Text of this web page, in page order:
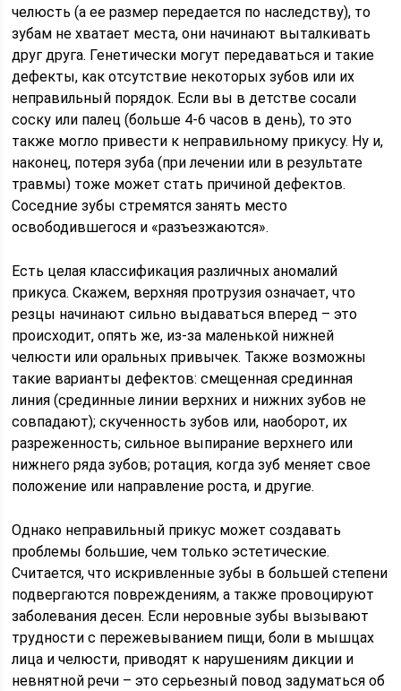
челюсть (а ее размер передается по наследству), то
зубам не хватает места, они начинают выталкивать
друг друга. Генетически могут передаваться и такие
дефекты, как отсутствие некоторых зубов или их
неправильный порядок. Если вы в детстве сосали
соску или палец (больше 4-6 часов в день), то это
также могло привести к неправильному прикусу. Ну и,
наконец, потеря зуба (при лечении или в результате
травмы) тоже может стать причиной дефектов.
Соседние зубы стремятся занять место
освободившегося и «разъезжаются».
Есть целая классификация различных аномалий
прикуса. Скажем, верхняя протрузия означает, что
резцы начинают сильно выдаваться вперед – это
происходит, опять же, из-за маленькой нижней
челюсти или оральных привычек. Также возможны
такие варианты дефектов: смещенная срединная
линия (срединные линии верхних и нижних зубов не
совпадают); скученность зубов или, наоборот, их
разреженность; сильное выпирание верхнего или
нижнего ряда зубов; ротация, когда зуб меняет свое
положение или направление роста, и другие.
Однако неправильный прикус может создавать
проблемы большие, чем только эстетические.
Считается, что искривленные зубы в большей степени
подвергаются повреждениям, а также провоцируют
заболевания десен. Если неровные зубы вызывают
трудности с пережевыванием пищи, боли в мышцах
лица и челюсти, приводят к нарушениям дикции и
невнятной речи – это серьезный повод задуматься об